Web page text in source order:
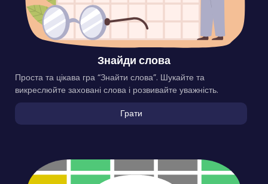
Знайди слова
Проста та цікава гра “Знайти слова”. Шукайте та
викреслюйте заховані слова і розвивайте уважність.
Грати